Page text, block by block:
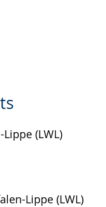
(LWL)
Lippe (LWL)